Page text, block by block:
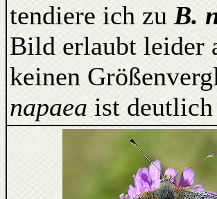
tendiere ich zu B.
Bild erlaubt leider
keinen
napaeaist deutlich